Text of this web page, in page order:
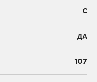
C
ДА
107